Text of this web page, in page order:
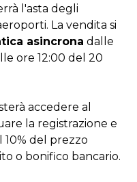
l'asta degli
La vendita si
asincrona dalle
ore 12:00 del 20
accedere al
la registrazione e
del prezzo
o bonifico bancario.